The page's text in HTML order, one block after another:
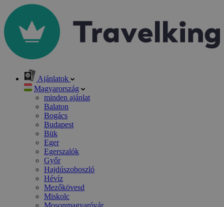
Ajánlatok
Magyarország
minden ajánlat
Balaton
Bogács
Budapest
Bük
Eger
Egerszalók
Győr
Hajdúszoboszló
Hévíz
Mezőkövesd
Miskolc